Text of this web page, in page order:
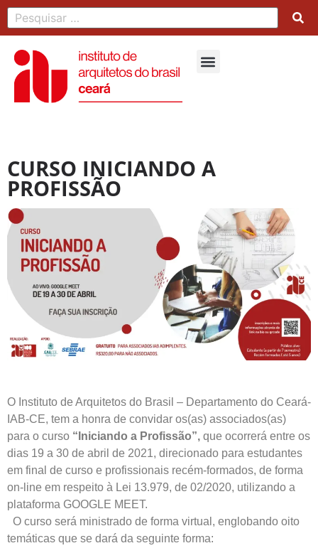
CURSO INICIANDO A
PROFISSÃO
O Instituto de Arquitetos do Brasil – Departamento do Ceará-
IAB-CE, tem a honra de convidar os(as) associados(as)
para o curso “Iniciando a Profissão”, que ocorrerá entre os
dias 19 a 30 de abril de 2021, direcionado para estudantes
em final de curso e profissionais recém-formados, de forma
on-line em respeito à Lei 13.979, de 02/2020, utilizando a
plataforma GOOGLE MEET.
O curso será ministrado de forma virtual, englobando oito
temáticas que se dará da seguinte forma: